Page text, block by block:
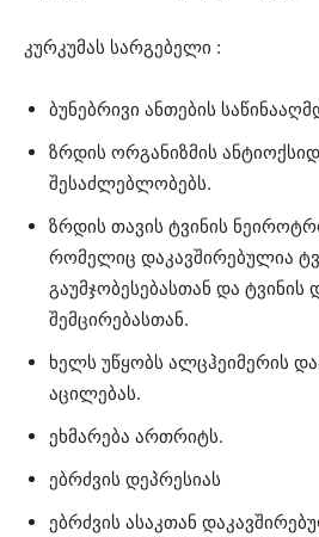
კურკუმას სარგებელი :
ბუნებრივი ანთების
ზრდის ორგანიზმის
შესაძლებლობებს.
ზრდის თავის ტვინის
რომელიც დაკავშირებულია
გაუმჯობესებასთან და ტვინის
შემცირებასთან.
ხელს უწყობს ალცჰეიმერის
აცილებას.
ეხმარება ართრიტს.
ებრძვის დეპრესიას
ებრძვის ასაკთან